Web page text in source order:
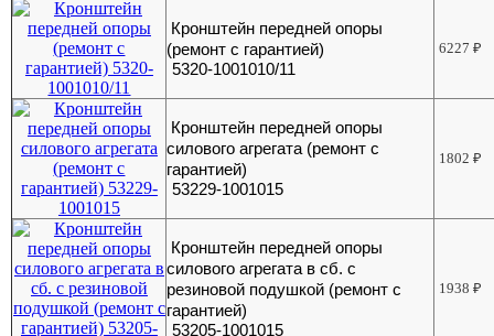
Кронштейн передней опоры
(ремонт с гарантией)
5320-1001010/11
6227₽
Кронштейн передней опоры
силового агрегата (ремонт с
гарантией)
53229-1001015
1802₽
Кронштейн передней опоры
силового агрегата в сб. с
резиновой подушкой (ремонт с
гарантией)
53205-1001015
1938₽